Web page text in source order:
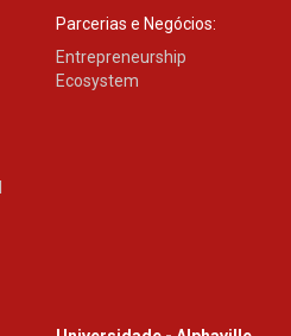
Parcerias e Negócios:
Entrepreneurship
Ecosystem